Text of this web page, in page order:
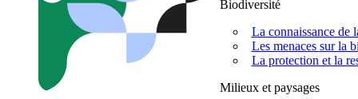
Biodiversité
La connaissance de
Les menaces sur la
La protection et la
Milieux et paysages